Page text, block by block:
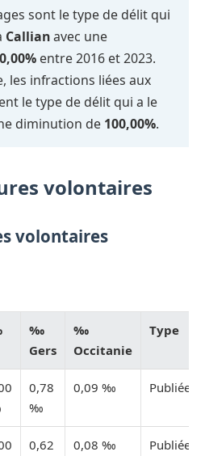
sont le type de délit qui
Callianavec une
entre 2016 et 2023.
les infractions liées aux
le type de délit qui a le
diminution de 100,00%.
volontaires
volontaires
‰
Gers
‰
Occitanie
Type
0,78
‰
0,09 ‰ Publiée
0,62
0,08 ‰ Publiée